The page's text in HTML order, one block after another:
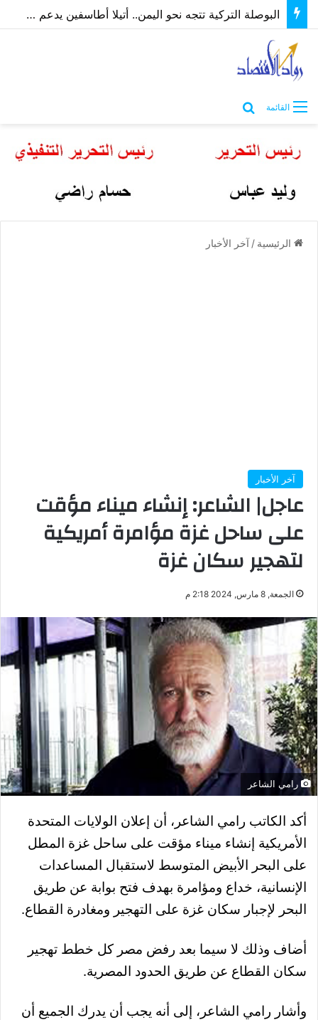
البوصلة التركية تتجه نحو اليمن.. أتيلا أطاسفين يدعم مسارات الشراكة الاقتصادية والاستثمارية
القائمة
الرئيسية / آخر الأخبار
آخر الأخبار
عاجل| الشاعر: إنشاء ميناء مؤقت
على ساحل غزة مؤامرة أمريكية
لتهجير سكان غزة
الجمعة, 8 مارس, 2024 2:18 م
رامي الشاعر
أكد الكاتب رامي الشاعر، أن إعلان الولايات المتحدة
الأمريكية إنشاء ميناء مؤقت على ساحل غزة المطل
على البحر الأبيض المتوسط لاستقبال المساعدات
الإنسانية، خداع ومؤامرة بهدف فتح بوابة عن طريق
البحر لإجبار سكان غزة على التهجير ومغادرة القطاع.
أضاف وذلك لا سيما بعد رفض مصر كل خطط تهجير
سكان القطاع عن طريق الحدود المصرية.
وأشار رامي الشاعر، إلى أنه يجب أن يدرك الجميع أن